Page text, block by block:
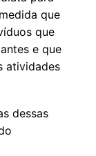
que
que
e que
atividades
dessas